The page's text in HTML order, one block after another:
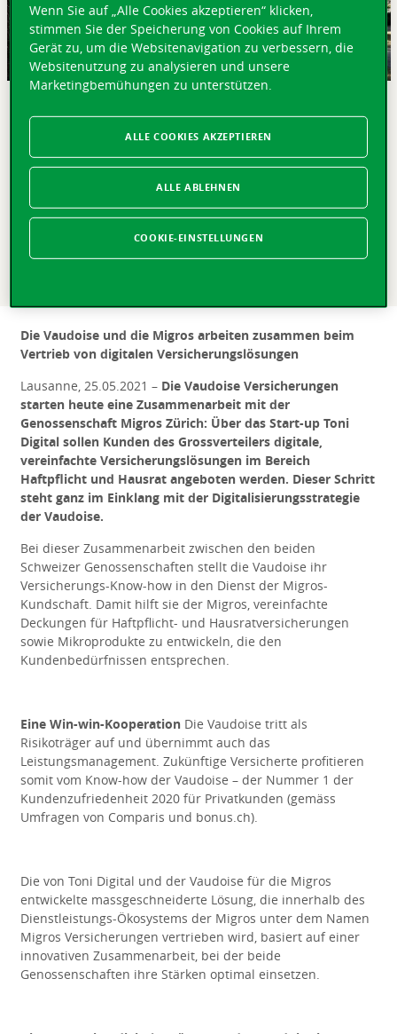
KURZ GEFASST
starten heute eine Zusammenarbeit mit der
Genossenschaft Migros Zürich: Über das Start-up Toni
Digital sollen Kunden des Grossverteilers digitale,
vereinfachte Versicherungslösungen im Bereich
Haftpflicht und Hausrat angeboten werden. Dieser Schritt
steht ganz im Einklang mit der Digitalisierungsstrategie
Die Vaudoise und die Migros arbeiten zusammen beim
Vertrieb von digitalen Versicherungslösungen
Lausanne, 25.05.2021 – Die Vaudoise Versicherungen
starten heute eine Zusammenarbeit mit der
Genossenschaft Migros Zürich: Über das Start-up Toni
Digital sollen Kunden des Grossverteilers digitale,
vereinfachte Versicherungslösungen im Bereich
Haftpflicht und Hausrat angeboten werden. Dieser Schritt
steht ganz im Einklang mit der Digitalisierungsstrategie
der Vaudoise.
Bei dieser Zusammenarbeit zwischen den beiden
Schweizer Genossenschaften stellt die Vaudoise ihr
Versicherungs-Know-how in den Dienst der Migros-
Kundschaft. Damit hilft sie der Migros, vereinfachte
Deckungen für Haftpflicht- und Hausratversicherungen
sowie Mikroprodukte zu entwickeln, die den
Kundenbedürfnissen entsprechen.
Eine Win-win-Kooperation Die Vaudoise tritt als
Risikoträger auf und übernimmt auch das
Leistungsmanagement. Zukünftige Versicherte profitieren
somit vom Know-how der Vaudoise – der Nummer 1 der
Kundenzufriedenheit 2020 für Privatkunden (gemäss
Umfragen von Comparis und bonus.ch).
Die von Toni Digital und der Vaudoise für die Migros
entwickelte massgeschneiderte Lösung, die innerhalb des
Dienstleistungs-Ökosystems der Migros unter dem Namen
Migros Versicherungen vertrieben wird, basiert auf einer
innovativen Zusammenarbeit, bei der beide
Genossenschaften ihre Stärken optimal einsetzen.
Wenn Sie auf „Alle Cookies akzeptieren“ klicken,
stimmen Sie der Speicherung von Cookies auf Ihrem
Gerät zu, um die Websitenavigation zu verbessern, die
Websitenutzung zu analysieren und unsere
Marketingbemühungen zu unterstützen.
ALLE ABLEHNEN
ALLE COOKIES AKZEPTIEREN
COOKIE-EINSTELLUNGEN